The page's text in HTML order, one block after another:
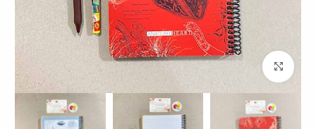
برای بزرگنمایی کلیک کنید